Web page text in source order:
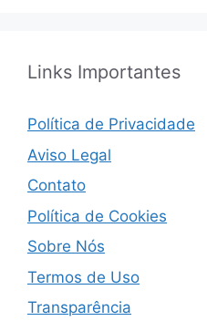
Links Importantes
Política de Privacidade
Aviso Legal
Contato
Política de Cookies
Sobre Nós
Termos de Uso
Transparência